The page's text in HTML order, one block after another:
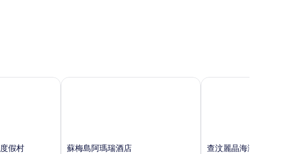
假村
村
蘇
蘇梅島阿瑪瑞酒店
蘇梅島阿瑪瑞酒店
查
查汶麗晶海灘度假村
查汶麗晶海灘度假村